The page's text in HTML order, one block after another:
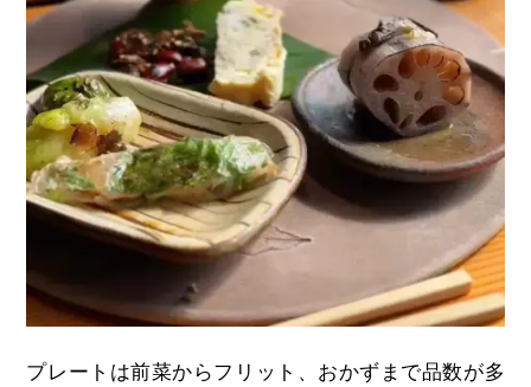
プレートは前菜からフリット、おかずまで品数が多